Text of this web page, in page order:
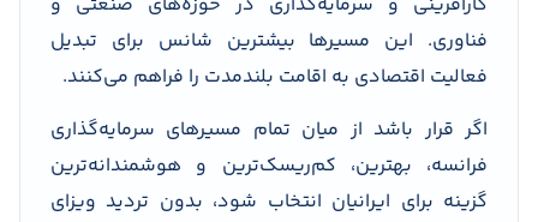
فناوری. این مسیرها بیشترین شانس برای تبدیل
فعالیت اقتصادی به اقامت بلندمدت را فراهم می‌کنند.
اگر قرار باشد از میان تمام مسیرهای سرمایه‌گذاری
فرانسه، بهترین، کم‌ریسک‌ترین و هوشمندانه‌ترین
گزینه برای ایرانیان انتخاب شود، بدون تردید ویزای